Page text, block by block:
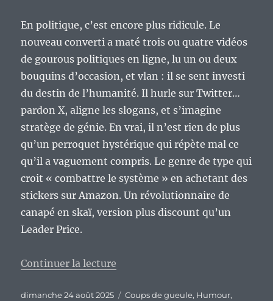
En politique, c’est encore plus ridicule. Le
nouveau converti a maté trois ou quatre vidéos
de gourous politiques en ligne, lu un ou deux
bouquins d’occasion, et vlan : il se sent investi
du destin de l’humanité. Il hurle sur Twitter…
pardon X, aligne les slogans, et s’imagine
stratège de génie. En vrai, il n’est rien de plus
qu’un perroquet hystérique qui répète mal ce
qu’il a vaguement compris. Le genre de type qui
croit « combattre le système » en achetant des
stickers sur Amazon. Un révolutionnaire de
canapé en skaï, version plus discount qu’un
Leader Price.
Continuer la lecture
Publié
dimanche 24 août 2025 Catégories
Coups de gueule, Humour,